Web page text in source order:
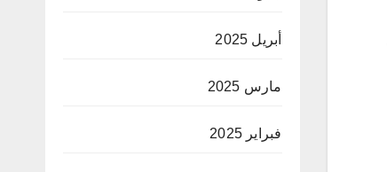
أبريل 2025
مارس 2025
فبراير 2025